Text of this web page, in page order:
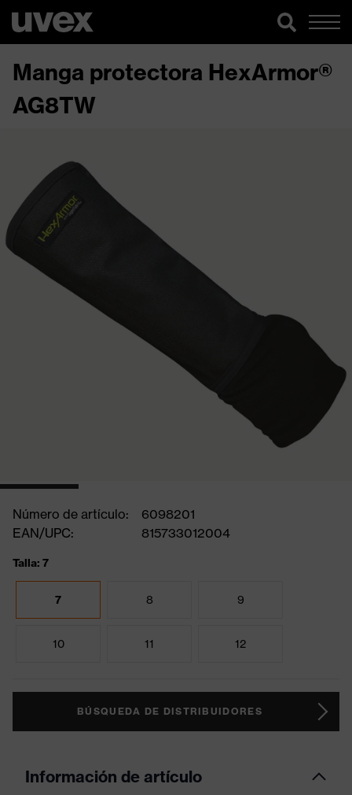
Manga protectora HexArmor®
AG8TW
Número de artículo:
6098201
EAN/UPC:
815733012004
Talla: 7
7 8 9
10 11 12
BÚSQUEDA DE DISTRIBUIDORES
Información de artículo